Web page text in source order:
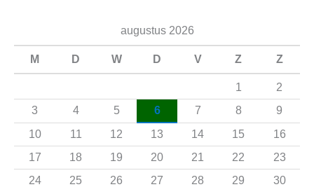
a
r
:
augustus 2026
M D W D V Z Z
1
2
3
4 5 6 7 8
9
10
11 12 13 14 15
16
17
18 19 20 21 22
23
24
25 26 27 28 29
30